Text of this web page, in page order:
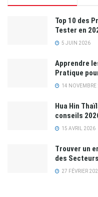
Top 10 des
Tester en
5 JUIN 2026
Apprendre
Pratique
14 NOVEMBRE
Hua Hin
conseils
15 AVRIL 2026
Trouver un
des
27 FÉVRIER